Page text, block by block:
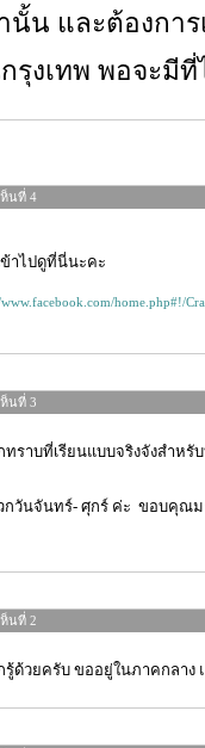
นั้น และต้องกา
รุงเทพ พอจะมี
นที่ 4
ข้าไปดูที่นี่นะคะ
home.php#!/
นที่ 3
ทราบที่เรียนแบบจริงจังสำห
กวันจันทร์- ศุกร์ ค่ะ ขอบคุณ
นที่ 2
รู้ด้วยครับ ขออยู่ในภาคกลาง